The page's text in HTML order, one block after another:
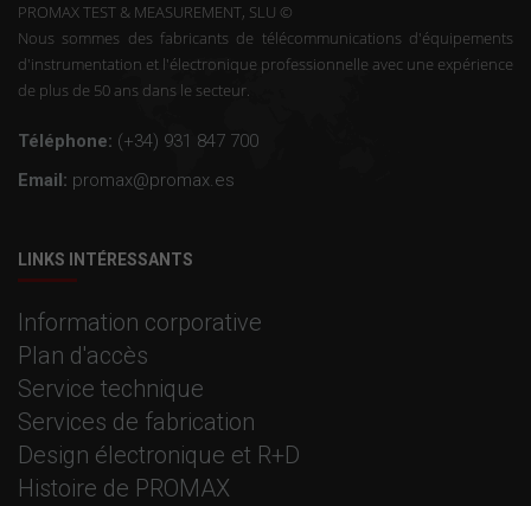
PROMAX TEST & MEASUREMENT, SLU ©
Nous sommes des fabricants de télécommunications d'équipements
d'instrumentation et l'électronique professionnelle avec une expérience
de plus de 50 ans dans le secteur.
Téléphone: (+34) 931 847 700
Email: promax@promax.es
LINKS INTÉRESSANTS
Information corporative
Plan d'accès
Service technique
Services de fabrication
Design électronique et R+D
Histoire de PROMAX